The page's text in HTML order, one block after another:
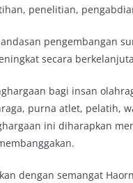
penelitian,
pengembangan
secara
bagi insan
purna atlet, pelatih,
ini diharapkan
dengan semangat